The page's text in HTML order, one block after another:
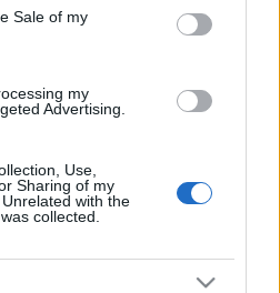
Sale of my
my
Advertising.
Use,
Sharing of my
with the
collected.
örülnek, ha az
választjátok, és
vagy éppen
védjétek a környezetet!
Jókai u. 6.
Facebook-
ne maradjatok le!